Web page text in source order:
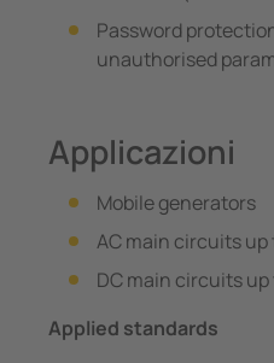
Password
unauthorised
Applicazioni
Mobile generators
AC main circuits up
DC main circuits up
Applied standards